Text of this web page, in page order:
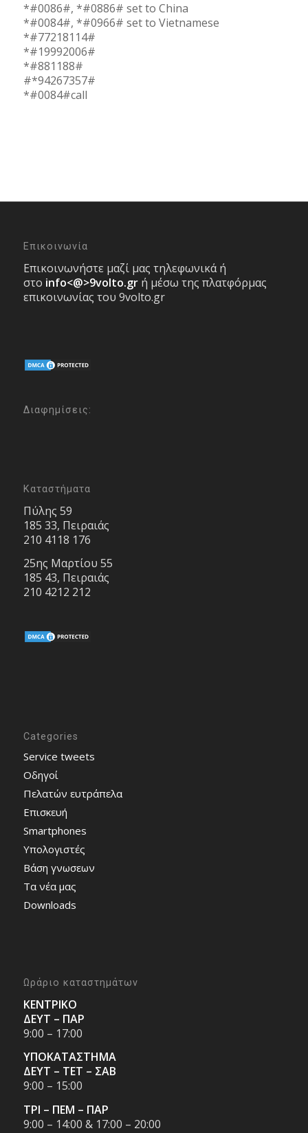
*#0086#, *#0886# set to China
*#0084#, *#0966# set to Vietnamese
*#77218114#
*#19992006#
*#881188#
#*94267357#
*#0084#call
Επικοινωνία
Επικοινωνήστε μαζί μας τηλεφωνικά ή
στο info<@>9volto.gr ή μέσω της πλατφόρμας
επικοινωνίας του 9volto.gr
Διαφημίσεις:
Καταστήματα
Πύλης 59
185 33, Πειραιάς
210 4118 176
25ης Μαρτίου 55
185 43, Πειραιάς
210 4212 212
Categories
Service tweets
Οδηγοί
Πελατών ευτράπελα
Επισκευή
Smartphones
Υπολογιστές
Bάση γνωσεων
Τα νέα μας
Downloads
Ωράριο καταστημάτων
ΚΕΝΤΡΙΚΟ
ΔΕΥΤ – ΠΑΡ
9:00 – 17:00
ΥΠΟΚΑΤΑΣΤΗΜΑ
ΔΕΥΤ – ΤΕΤ – ΣΑΒ
9:00 – 15:00
ΤΡΙ – ΠΕΜ – ΠΑΡ
9:00 – 14:00 & 17:00 – 20:00